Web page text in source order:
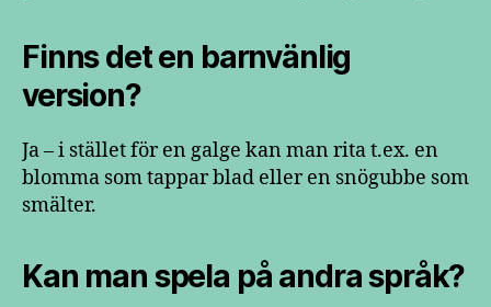
Finns det en barnvänlig
version?
Ja – i stället för en galge kan man rita t.ex. en
blomma som tappar blad eller en snögubbe som
smälter.
Kan man spela på andra språk?